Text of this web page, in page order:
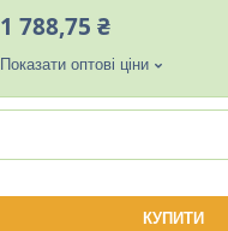
1 788,75 ₴
Показати оптові ціни
КУПИТИ